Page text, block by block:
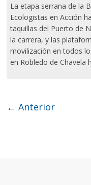
La etapa serrana de la
Ecologistas en Acción
taquillas del Puerto de
la carrera, y las
movilización en todos
en Robledo de Chavela
← Anterior